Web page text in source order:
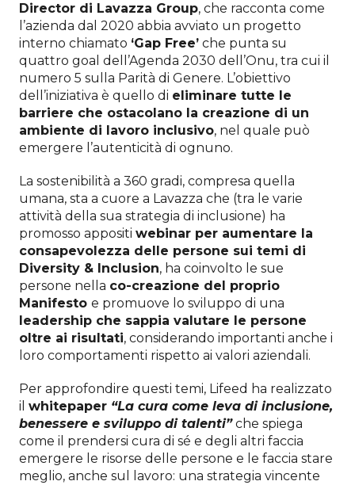
Director di Lavazza Group, che racconta come
l’azienda dal 2020 abbia avviato un progetto
interno chiamato ‘Gap Free’ che punta su
quattro goal dell’Agenda 2030 dell’Onu, tra cui il
numero 5 sulla Parità di Genere. L’obiettivo
dell’iniziativa è quello di eliminare tutte le
barriere che ostacolano la creazione di un
ambiente di lavoro inclusivo, nel quale può
emergere l’autenticità di ognuno.
La sostenibilità a 360 gradi, compresa quella
umana, sta a cuore a Lavazza che (tra le varie
attività della sua strategia di inclusione) ha
promosso appositi webinar per aumentare la
consapevolezza delle persone sui temi di
Diversity & Inclusion, ha coinvolto le sue
persone nella co-creazione del proprio
Manifesto e promuove lo sviluppo di una
leadership che sappia valutare le persone
oltre ai risultati, considerando importanti anche i
loro comportamenti rispetto ai valori aziendali.
Per approfondire questi temi, Lifeed ha realizzato
il whitepaper “La cura come leva di inclusione,
benessere e sviluppo di talenti”che spiega
come il prendersi cura di sé e degli altri faccia
emergere le risorse delle persone e le faccia stare
meglio, anche sul lavoro: una strategia vincente